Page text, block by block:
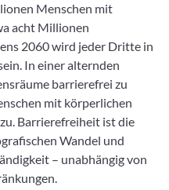
Menschen mit
acht Millionen
2060 wird jeder Dritte in
In einer alternden
barrierefrei zu
mit körperlichen
Barrierefreiheit ist die
Wandel und
– unabhängig von